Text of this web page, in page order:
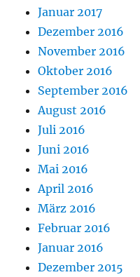
Januar 2017
Dezember 2016
November 2016
Oktober 2016
September 2016
August 2016
Juli 2016
Juni 2016
Mai 2016
April 2016
März 2016
Februar 2016
Januar 2016
Dezember 2015